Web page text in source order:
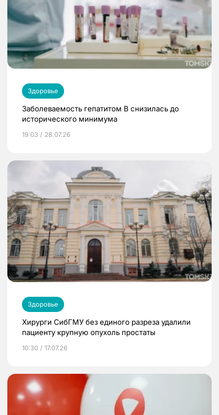
Здоровье
Заболеваемость гепатитом В снизилась до
исторического минимума
19:03 / 28.07.26
Здоровье
Хирурги СибГМУ без единого разреза удалили
пациенту крупную опухоль простаты
10:30 / 17.07.26